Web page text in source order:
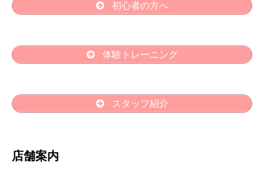
初心者の方へ
体験トレーニング
スタッフ紹介
店舗案内